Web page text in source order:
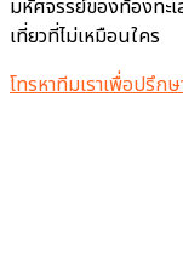
มหัศจรรย์ของท้องทะ
เที่ยวที่ไม่เหมือนใคร
โทรหาทีมเราเพื่อปรึ